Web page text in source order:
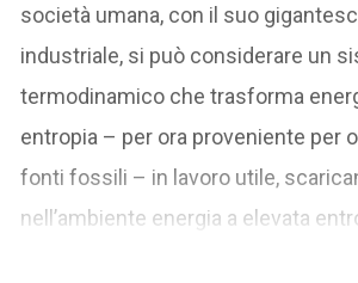
società umana, con il suo
industriale, si può considerare un
termodinamico che trasforma
entropia – per ora proveniente per
fonti fossili – in lavoro utile,
nell’ambiente energia a elevata